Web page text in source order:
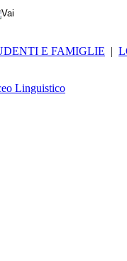
E FAMIGLIE |
Linguistico